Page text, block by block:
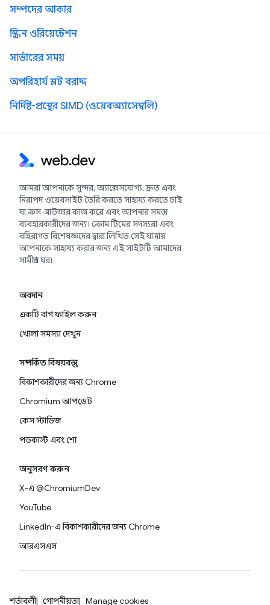
সম্পদের আকার
স্ক্রিন ওরিয়েন্টেশন
সার্ভারের সময়
অপরিহার্য স্লট বরাদ্দ
নির্দিষ্ট-প্রস্থের SIMD (ওয়েবঅ্যাসেম্বলি)
আমরা আপনাকে সুন্দর, অ্যাক্সেসযোগ্য, দ্রুত এবং
নিরাপদ ওয়েবসাইট তৈরি করতে সাহায্য করতে চাই
যা ক্রস-ব্রাউজার কাজ করে এবং আপনার সমস্ত
ব্যবহারকারীদের জন্য। ক্রোম টিমের সদস্যরা এবং
বহিরাগত বিশেষজ্ঞদের দ্বারা লিখিত সেই যাত্রায়
আপনাকে সাহায্য করার জন্য এই সাইটটি আমাদের
সামগ্রীর ঘর৷
অবদান
একটি বাগ ফাইল করুন
খোলা সমস্যা দেখুন
সম্পর্কিত বিষয়বস্তু
বিকাশকারীদের জন্য Chrome
Chromium আপডেট
কেস স্টাডিজ
পডকাস্ট এবং শো
অনুসরণ করুন
X-এ @ChromiumDev
YouTube
LinkedIn-এ বিকাশকারীদের জন্য Chrome
আরএসএস
শর্তাবলী গোপনীয়তা Manage cookies